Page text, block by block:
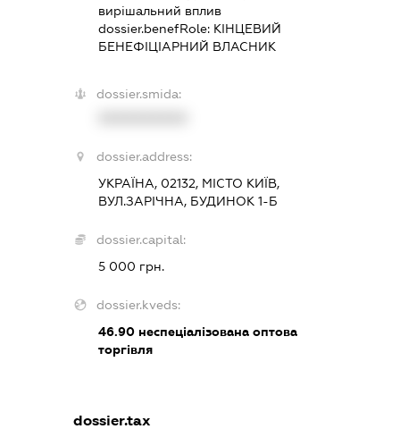
вирішальний вплив
dossier.benefRole: КІНЦЕВИЙ
БЕНЕФІЦІАРНИЙ ВЛАСНИК
dossier.smida:
dossier.address:
УКРАЇНА, 02132, МІСТО КИЇВ,
ВУЛ.ЗАРІЧНА, БУДИНОК 1-Б
dossier.capital:
5 000 грн.
dossier.kveds:
46.90неспеціалізована оптова
торгівля
dossier.tax